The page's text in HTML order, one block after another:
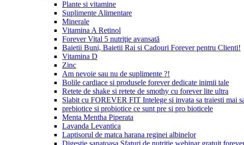
Plante si vitamine
Suplimente Alimentare
Minerale
Vitamina A Retinol
Forever Vital 5 nutriţie avansată
Baietii Buni, Baietii Rai si Cadouri Forever pentru Clienti!
Vitamina D
Zinc
Am nevoie sau nu de suplimente ?!
Bolile cardiace si produsele forever dedicate inimii tale
Retete de shake si retete de smothy cu forever lite ultra
Slabit cu FOREVER FIT Intelege si invata sa traiesti mai
prebiotice si probiotice ce sunt pre si pro bioticele
Menta Mentha Piperata
Lavanda Levantica
Laptisorul de matca harana reginei albinelor
Digestie sanatoasa Sfaturi de nutritie webinar gratuit